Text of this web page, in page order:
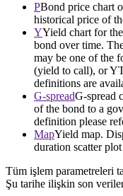
PBond price chart
historical price of
YYield chart for
bond over time.
may be one of the
(yield to call), or
definitions are
G-spreadG-spread
of the bond to a
definition please
MapYield map.
duration scatter
Tüm işlem parametreleri
Şu tarihe ilişkin son